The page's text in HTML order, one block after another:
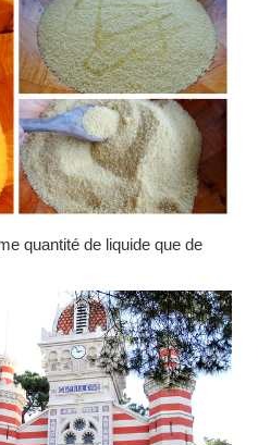
quantité de liquide que de